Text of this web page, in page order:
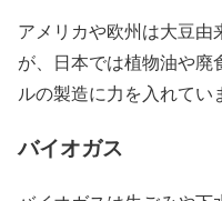
アメリカや欧州は大豆由
が、日本では植物油や
ルの製造に力を入れてい
バイオガス